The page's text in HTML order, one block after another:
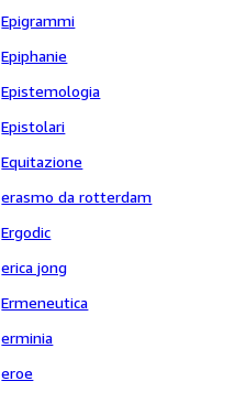
Epigrammi
Epiphanie
Epistemologia
Epistolari
Equitazione
erasmo da rotterdam
Ergodic
erica jong
Ermeneutica
erminia
eroe